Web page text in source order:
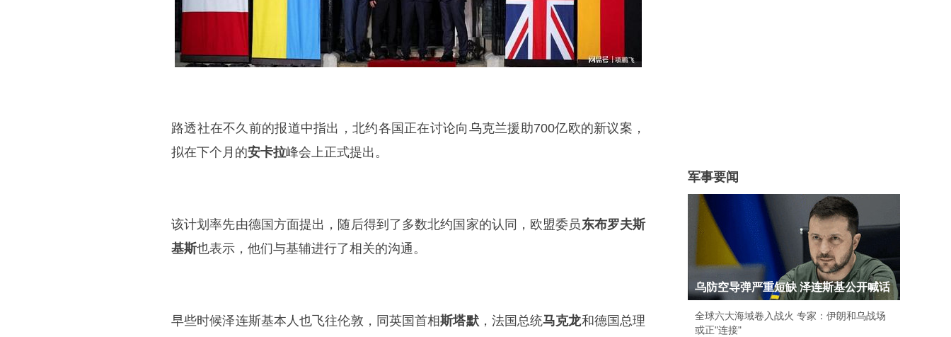
路透社在不久前的报道中指出，北约各国正在讨论向乌克兰援助700亿欧的新议案，
拟在下个月的安卡拉峰会上正式提出。
该计划率先由德国方面提出，随后得到了多数北约国家的认同，欧盟委员东布罗夫斯
基斯也表示，他们与基辅进行了相关的沟通。
早些时候泽连斯基本人也飞往伦敦，同英国首相斯塔默，法国总统马克龙和德国总理
军事要闻
乌防空导弹严重短缺 泽连斯基公开喊话
全球六大海域卷入战火 专家：伊朗和乌战场
或正"连接"